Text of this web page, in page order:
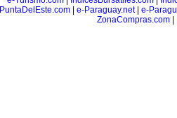
PuntaDelEste.com| e-Paraguay.net| e-
ZonaCompras.com